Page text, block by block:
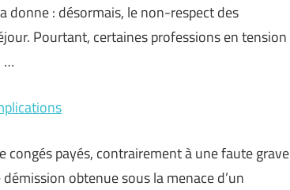
donne : désormais, le non-respect des
Pourtant, certaines professions en tension
…
payés, contrairement à une faute grave
obtenue sous la menace d’un